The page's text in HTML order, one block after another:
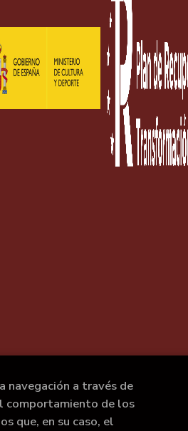
navegación a través de
comportamiento de los
que, en su caso, el